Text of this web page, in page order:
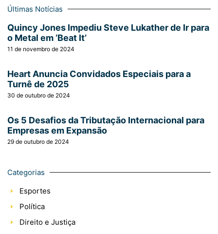
Últimas Notícias
Quincy Jones Impediu Steve Lukather de Ir para
o Metal em ‘Beat It’
11 de novembro de 2024
Heart Anuncia Convidados Especiais para a
Turnê de 2025
30 de outubro de 2024
Os 5 Desafios da Tributação Internacional para
Empresas em Expansão
29 de outubro de 2024
Categorias
Esportes
Política
Direito e Justiça